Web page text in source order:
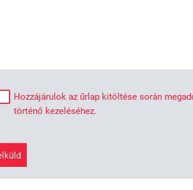
Hozzájárulok az űrlap kitöltése során
történő kezeléséhez.
elküld